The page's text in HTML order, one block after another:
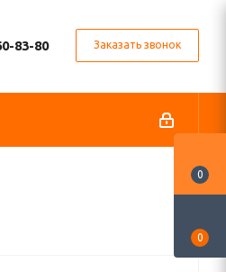
83-80 Заказать звонок
0
0